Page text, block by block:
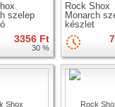
szelep
3356 Ft
30 %
Rock Shox
Monarch
készlet